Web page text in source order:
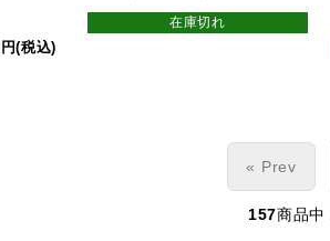
(税込)
在庫切れ
« Prev
157商品中